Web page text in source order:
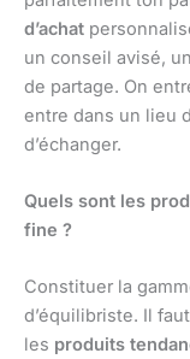
d’achat
un conseil avisé,
de partage. On
entre dans un lieu
d’échanger.
Quels sont les
fine ?
Constituer la
d’équilibriste. Il
les produits